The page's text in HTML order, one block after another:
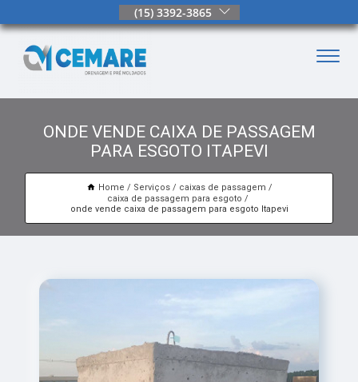
(15) 3392-3865
ONDE VENDE CAIXA DE PASSAGEM
PARA ESGOTO ITAPEVI
Home Serviços
caixas de passagem
caixa de passagem para esgoto
onde vende caixa de passagem para esgoto Itapevi